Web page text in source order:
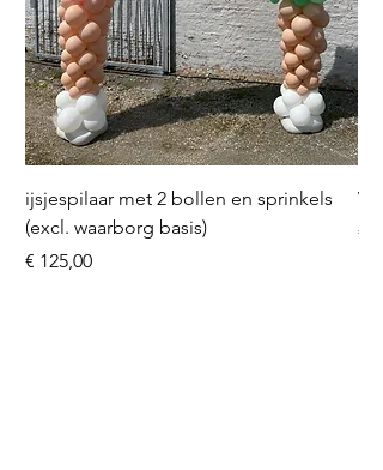
ijsjespilaar met 2 bollen en sprinkels
(excl. waarborg basis)
Prijs
€ 125,00
Prijs
€